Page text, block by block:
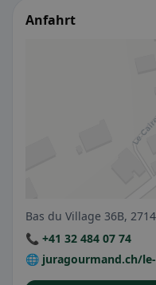
Anfahrt
Bas du Village 36B,
📞 +41 32 484 07 74
🌐 juragourmand.ch/